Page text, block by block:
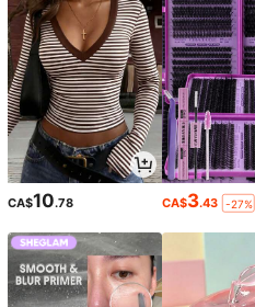
CA$10.78 CA$3.43 -27%